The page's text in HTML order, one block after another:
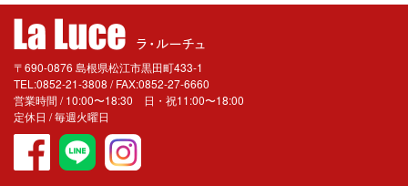
〒690-0876 島根県松江市黒田町433-1
TEL:0852-21-3808 / FAX:0852-27-6660
営業時間 / 10:00〜18:30 日・祝11:00〜18:00
定休日 / 毎週火曜日